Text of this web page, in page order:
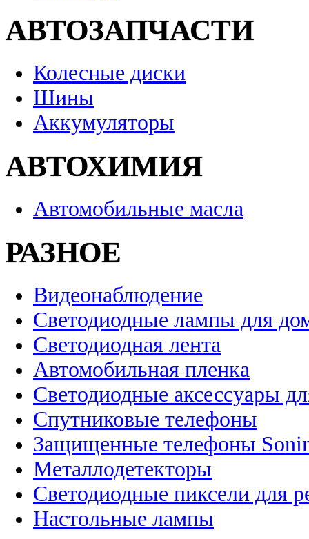
АВТОЗАПЧАСТИ
Колесные диски
Шины
Аккумуляторы
АВТОХИМИЯ
Автомобильные масла
РАЗНОЕ
Видеонаблюдение
Светодиодные лампы для
Светодиодная лента
Автомобильная пленка
Светодиодные аксессуары
Спутниковые телефоны
Защищенные телефоны
Металлодетекторы
Светодиодные пиксели для
Настольные лампы